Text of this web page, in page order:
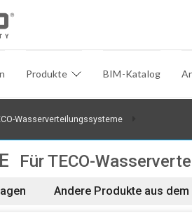
Produkte BIM-Katalog
Wasserverteilungssysteme
Für TECO-
Andere Produkte aus